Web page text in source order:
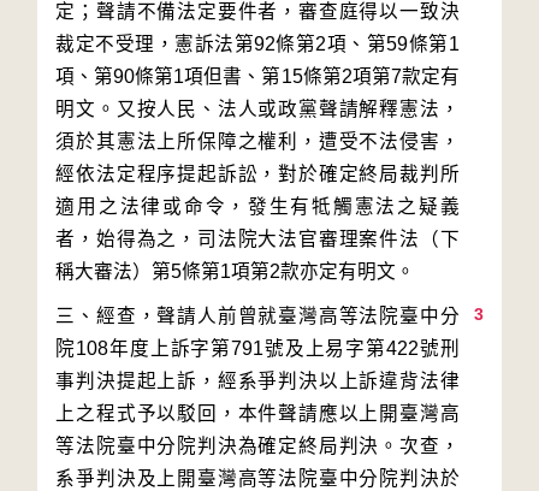
定；聲請不備法定要件者，審查庭得以一致決
裁定不受理，憲訴法第92條第2項、第59條第1
項、第90條第1項但書、第15條第2項第7款定有
明文。又按人民、法人或政黨聲請解釋憲法，
須於其憲法上所保障之權利，遭受不法侵害，
經依法定程序提起訴訟，對於確定終局裁判所
適用之法律或命令，發生有牴觸憲法之疑義
者，始得為之，司法院大法官審理案件法（下
3
三、經查，聲請人前曾就臺灣高等法院臺中分
院108年度上訴字第791號及上易字第422號刑
事判決提起上訴，經系爭判決以上訴違背法律
上之程式予以駁回，本件聲請應以上開臺灣高
等法院臺中分院判決為確定終局判決。次查，
系爭判決及上開臺灣高等法院臺中分院判決於